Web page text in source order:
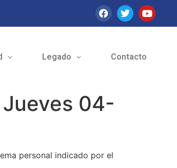
Legado Contacto
04-
personal indicado por el